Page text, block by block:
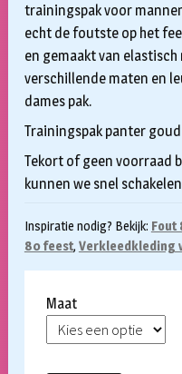
trainingspak voor
echt de foutste op het
en gemaakt van
verschillende maten en
dames pak.
Trainingspak panter
Tekort of geen voorraad
kunnen we snel
Inspiratie nodig? Bekijk: Fout
80 feest, Verkleedkleding
Maat